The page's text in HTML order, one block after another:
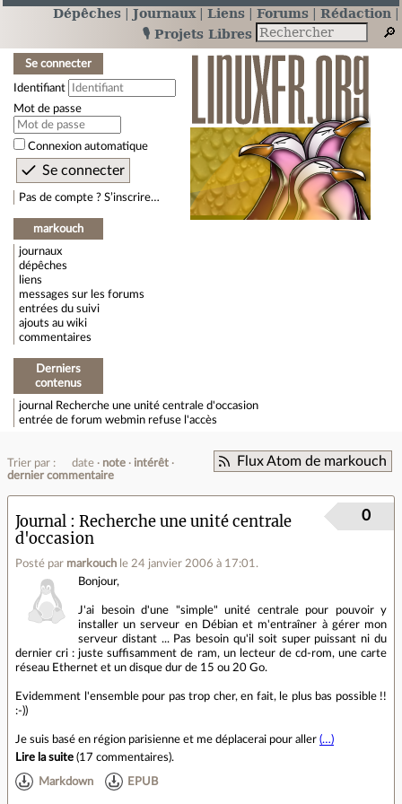
Dépêches Journaux Liens Forums
Rédaction
🎙️ Projets Libres
Se connecter
Identifiant
Mot de passe
Connexion automatique
Pas de compte ? S’inscrire…
markouch
journaux
dépêches
liens
messages sur les forums
entrées du suivi
ajouts au wiki
commentaires
Derniers
contenus
journal
Recherche une unité centrale d'occasion
entrée de forum webmin refuse l'accès
Flux Atom de markouch
Trier par : date note
intérêt
dernier commentaire
Journal
Recherche une unité centrale
d'occasion
Posté par markouch le 24 janvier 2006 à 17:01 .
0
Bonjour,
J'ai besoin d'une "simple" unité centrale pour pouvoir y
installer un serveur en Débian et m'entraîner à gérer mon
serveur distant ... Pas besoin qu'il soit super puissant ni du
dernier cri : juste suffisamment de ram, un lecteur de cd-rom, une carte
réseau Ethernet et un disque dur de 15 ou 20 Go.
Evidemment l'ensemble pour pas trop cher, en fait, le plus bas possible !!
:-))
Je suis basé en région parisienne et me déplacerai pour aller (…)
Lire la suite (17 commentaires).
Markdown EPUB